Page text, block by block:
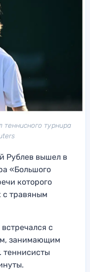
теннисного турнира
Рублев вышел в
«Большого
которого
с травяным
с
занимающим
теннисисты